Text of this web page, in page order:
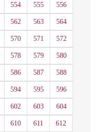
554 555 556
562 563 564
570 571 572
578 579 580
586 587 588
594 595 596
602 603 604
610 611 612